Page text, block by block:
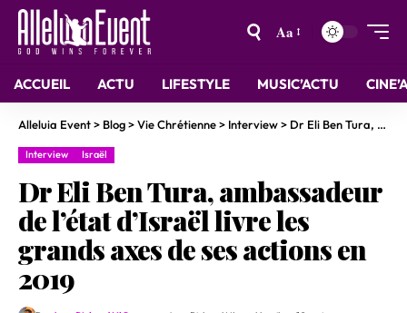
Aa
ACCUEIL ACTU LIFESTYLE MUSIC’ACTU
Alleluia Event> Blog>Vie Chrétienne> Interview> Dr Eli Ben Tura, ambassadeur de l’état d’Israël livre les grands axes de ses actions en 2019
Interview Israël
Dr Eli Ben Tura, ambassadeur
de l’état d’Israël livre les
grands axes de ses actions en
2019